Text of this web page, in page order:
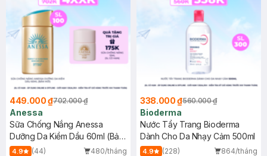
449.000 ₫702.000 ₫
Anessa
Sữa Chống Nắng Anessa
Dưỡng Da Kiềm Dầu 60ml (Bản
Mới)
4.9 (44)
480/tháng
338.000 ₫560.000 ₫
Bioderma
Nước Tẩy Trang Bioderma
Dành Cho Da Nhạy Cảm 500ml
4.9 (228)
864/tháng